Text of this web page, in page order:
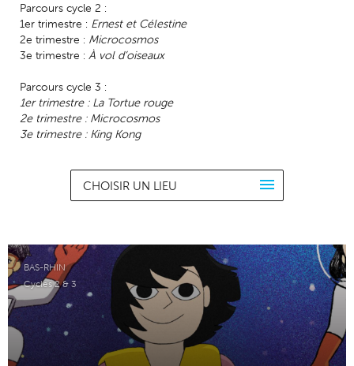
Parcours cycle 2 :
1er trimestre : Ernest et Célestine
2e trimestre : Microcosmos
3e trimestre : À vol d’oiseaux
Parcours cycle 3 :
1er trimestre : La Tortue rouge
2e trimestre : Microcosmos
3e trimestre : King Kong
CHOISIR UN LIEU
BAS-RHIN
Cycles 2 & 3